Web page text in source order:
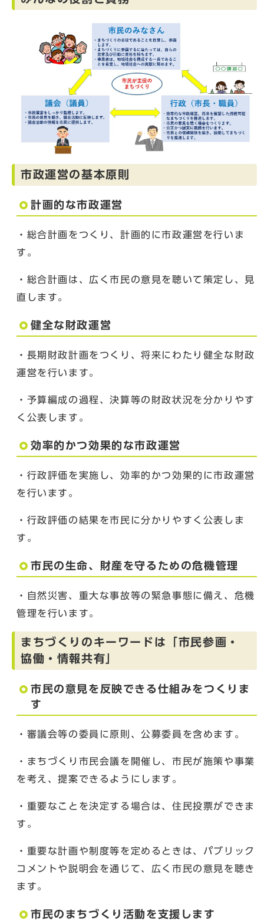
市政運営の基本原則
計画的な市政運営
・総合計画をつくり、計画的に市政運営を行いま
す。
・総合計画は、広く市民の意見を聴いて策定し、見
直します。
健全な財政運営
・長期財政計画をつくり、将来にわたり健全な財政
運営を行います。
・予算編成の過程、決算等の財政状況を分かりやす
く公表します。
効率的かつ効果的な市政運営
・行政評価を実施し、効率的かつ効果的に市政運営
を行います。
・行政評価の結果を市民に分かりやすく公表しま
す。
市民の生命、財産を守るための危機管理
・自然災害、重大な事故等の緊急事態に備え、危機
管理を行います。
まちづくりのキーワードは「市民参画・
協働・情報共有」
市民の意見を反映できる仕組みをつくりま
す
・審議会等の委員に原則、公募委員を含めます。
・まちづくり市民会議を開催し、市民が施策や事業
を考え、提案できるようにします。
・重要なことを決定する場合は、住民投票ができま
す。
・重要な計画や制度等を定めるときは、パブリック
コメントや説明会を通じて、広く市民の意見を聴き
ます。
市民のまちづくり活動を支援します